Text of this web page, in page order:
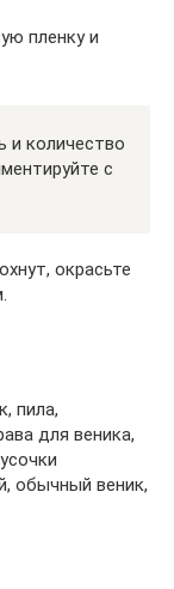
пленку и
и количество
с
окрасьте
пила,
для веника,
обычный веник,